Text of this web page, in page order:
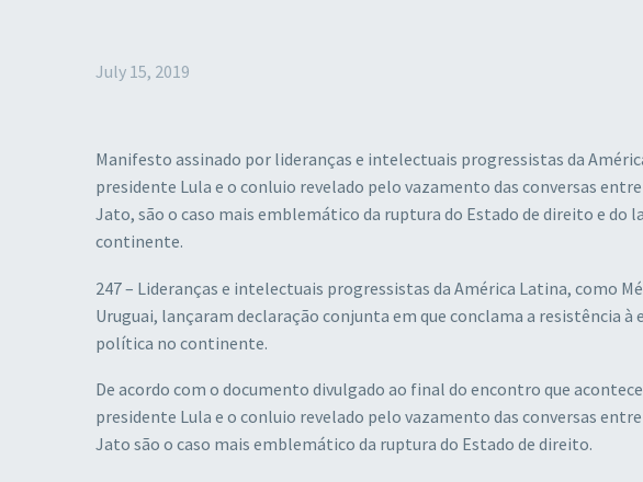
July 15, 2019
Manifesto assinado por lideranças e intelectuais progressistas da
presidente Lula e o conluio revelado pelo vazamento das conversas
Jato, são o caso mais emblemático da ruptura do Estado de direito e
continente.
247 – Lideranças e intelectuais progressistas da América Latina, como
Uruguai, lançaram declaração conjunta em que conclama a resistência
política no continente.
De acordo com o documento divulgado ao final do encontro que
presidente Lula e o conluio revelado pelo vazamento das conversas
Jato são o caso mais emblemático da ruptura do Estado de direito.